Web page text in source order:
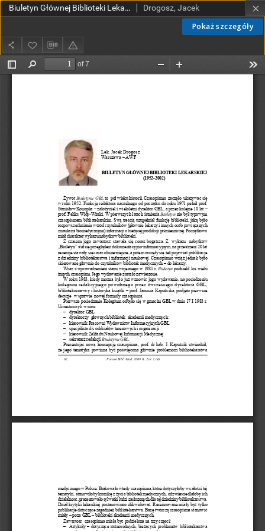
Pokaż szczegóły
Biuletyn Głównej Biblioteki Lekarskiej (1952-2002) Drogosz, Jacek